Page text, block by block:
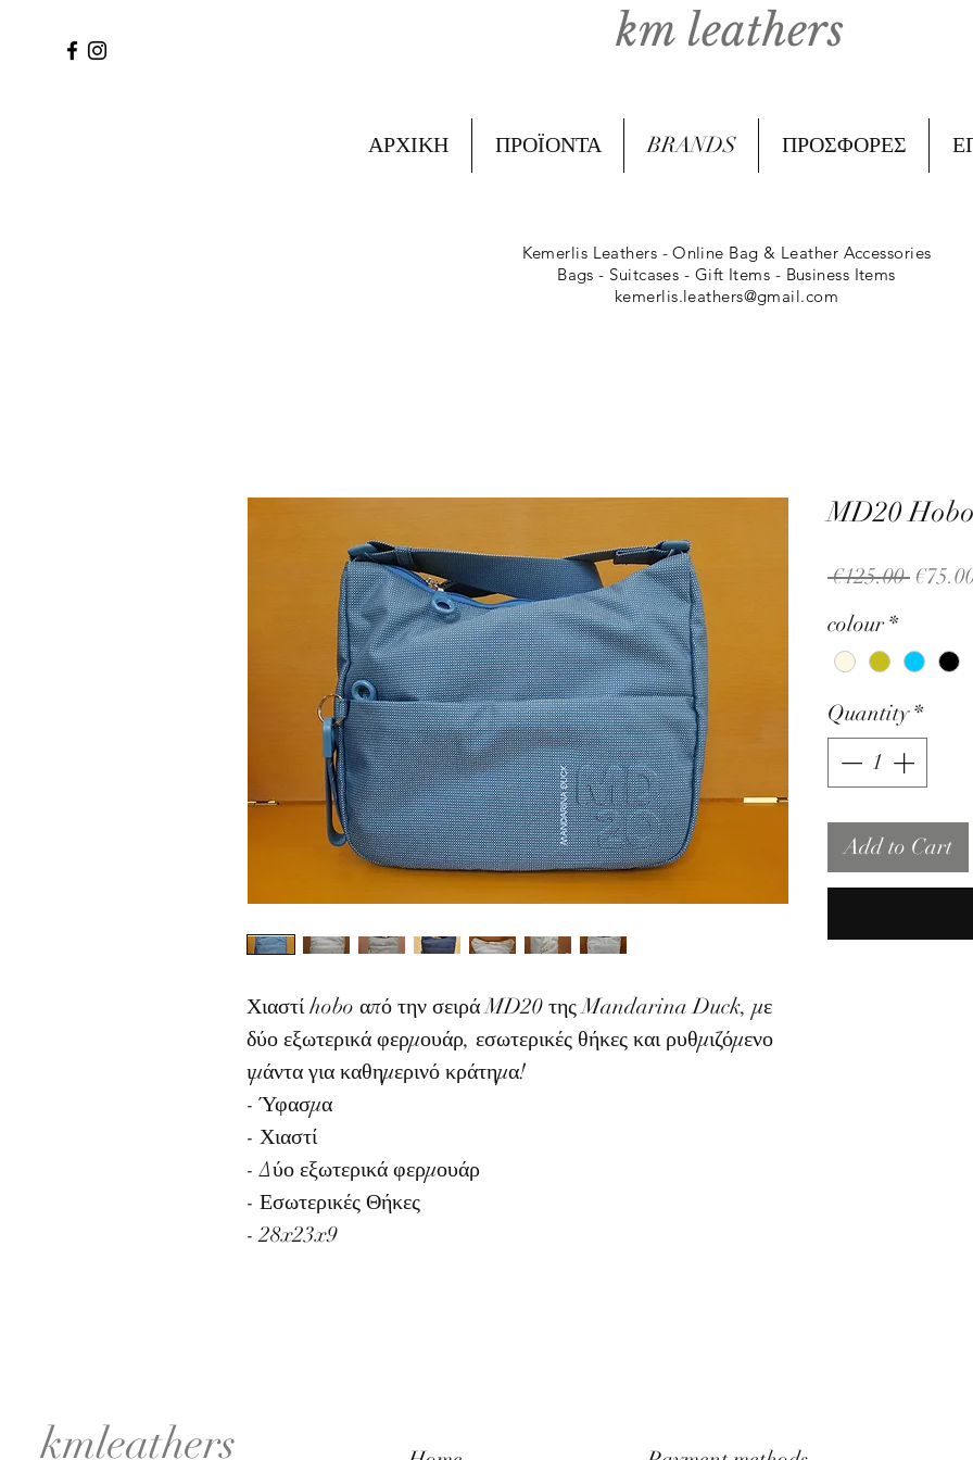
km leathers
ΑΡΧΙΚΗ ΠΡΟΪΟΝΤΑ BRANDS ΠΡΟΣΦΟΡΕΣ
Kemerlis Leathers - Online Bag & Leather Accessories
Bags - Suitcases - Gift Items - Business Items
kemerlis.leathers@gmail.com
Χιαστί hobo από την σειρά MD20 της Mandarina Duck, με
δύο εξωτερικά φερμουάρ, εσωτερικές θήκες και ρυθμιζόμενο
ιμάντα για καθημερινό κράτημα!
- Ύφασμα
- Χιαστί
- Δύο εξωτερικά φερμουάρ
- Εσωτερικές Θήκες
- 28x23x9
MD20
€125.00
colour *
Quantity *
Add to Cart
kmleathers